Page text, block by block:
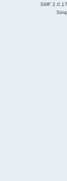
SMF 2.0.17